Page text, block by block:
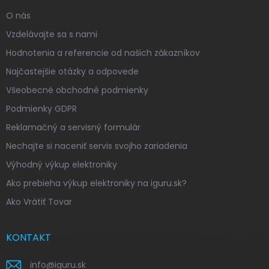
O nás
Vzdelávajte sa s nami
Hodnotenia a referencie od našich zákazníkov
Najčastejšie otázky a odpovede
Všeobecné obchodné podmienky
Podmienky GDPR
Reklamačný a servisný formulár
Nechajte si naceniť servis svojho zariadenia
Výhodný výkup elektroniky
Ako prebieha výkup elektroniky na iguru.sk?
Ako Vrátiť Tovar
KONTAKT
info@iguru.sk